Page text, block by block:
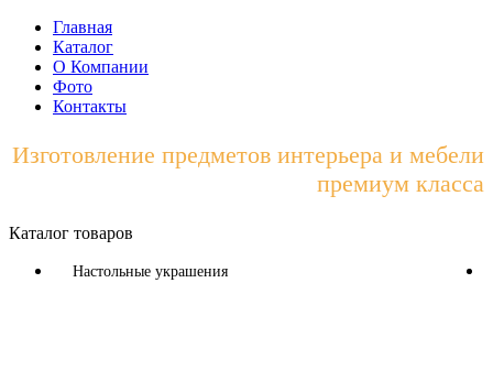
Главная
Каталог
О Компании
Фото
Контакты
Изготовление предметов интерьера и мебели
премиум класса
Каталог товаров
Настольные украшения